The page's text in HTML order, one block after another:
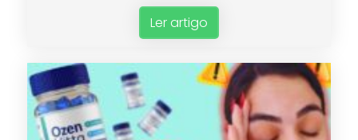
Ler artigo